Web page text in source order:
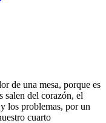
de una mesa, porque es
salen del corazón, el
los problemas, por un
cuarto